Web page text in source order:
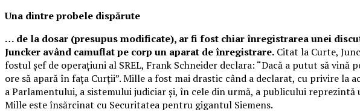
Una dintre probele dispărute
… de la dosar (presupus modificate), ar fi fost chiar înregistrarea unei
Juncker având camuflat pe corp un aparat de înregistrare. Citat la Curte,
fostul șef de operațiuni al SREL, Frank Schneider declara: “Dacă a putut să
ore să apară în fața Curții”. Mille a fost mai drastic când a declarat, cu privire la
a Parlamentului, a sistemului judiciar și, în cele din urmă, a publicului
Mille este însărcinat cu Securitatea pentru gigantul Siemens.